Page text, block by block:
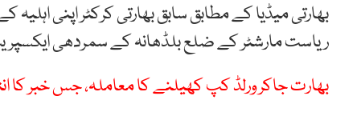
بھارتی میڈیا کے مطابق سابق بھارتی کرکٹر اپنی
ریاست مارشٹر کے ضلع بلڈھانہ کے سمردھی
بھارت جاکر ورلڈ کپ کھیلنے کا معاملہ، جس خبر کا